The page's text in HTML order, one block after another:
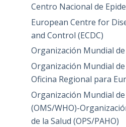
Centro Nacional de
European Centre for
and Control (ECDC)
Organización Mundial de
Organización Mundial de
Oficina Regional para
Organización Mundial de
(OMS/WHO)-
de la Salud (OPS/PAHO)